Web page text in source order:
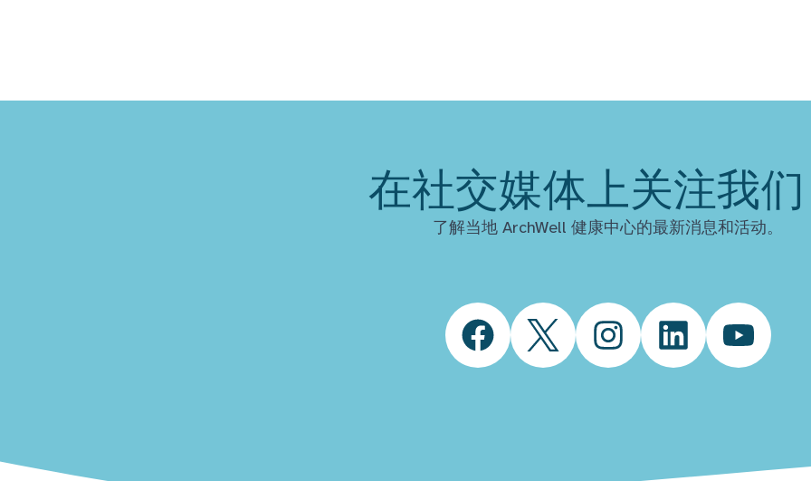
在社交媒体上关注我
了解当地 ArchWell 健康中心的最新消息和活动。
FacebookTwitter InstagramLinkedIn YouTube